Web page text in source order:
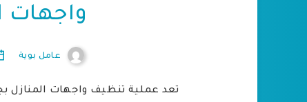
واجهات
عامل بوية
تعد عملية تنظيف واجهات